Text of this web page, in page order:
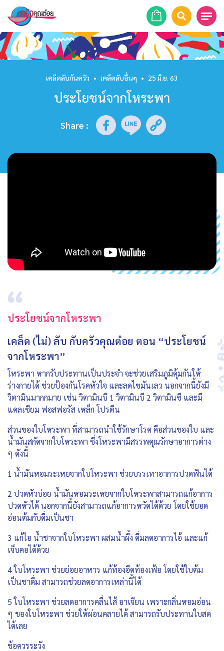
หน้าแรก
สูตรอาหาร
รายการย้อนหลัง
เคล็ดลับก้นครัว • เคล็ดลับอื่นๆ • 25 มิ.ย. 63
ประโยชน์จากโหระพา
Share :
ประโยชน์จากโหระพา
เคล็ด (ไม่) ลับ กับครัวคุณต๋อย ตอน “ประโยชน์
จากโหระพา”
โหระพา หากรับประทานเป็นประจำ จะช่วยเสริมภูมิคุ้มกันให้
ร่างกายได้ ช่วยป้องกันโรคหัวใจ และลดไขมันเลว นอกจากนี้ยังมี
วิตามินมากกมาย เช่น วิตามินบี 1 วิตามินบี 2 วิตามินซี และมี
แคลเซียม ฟอสฟอรัส เหล็ก โปรตีน
ส่วนของใบโหระพา ที่สามารถนำใช้รักษาโรค คือส่วนของใบ และ
น้ำมันสกัดจากใบโหระพา ซึ่งโหระพามีสรรพคุณรักษาอาการต่าง
ๆ ดังนี้
1 น้ำมันหอมระเหยจากใบโหระพา ช่วยบรรเทาอาการปวดฟันได้
2 ปวดหัวบ่อย น้ำมันหอมระเหยจากใบโหระพาสามารถแก้อาการ
ปวดหัวได้ นอกจากนี้ยังสามารถแก้อาการหวัดได้ด้วย โดยใช้ยอด
อ่อนต้มกับดื่มเป็นชา
3 แก้ไอ น้ำชาจากใบโหระพา ผสมน้ำผึ้ง ดื่มลดอาการไอ้ และแก้
เจ็บคอได้ด้วย
4 ใบโหระพา ช่วยย่อยอาหาร แก้ท้องอืดท้องเฟ้อ โดยใช้ใบต้ม
เป็นชาดื่ม สามารถช่วยลดอาการเหล่านี้ได้
5 ใบโหระพา ช่วยลดอาการคลื่นไส้ อาเจียน เพราะกลิ่นหอมอ่อน
ๆ ของใบโหระพา ช่วยให้ผ่อนคลายได้ สามารถรับประทานใบสด
ได้เลย
ข้อควรระวัง